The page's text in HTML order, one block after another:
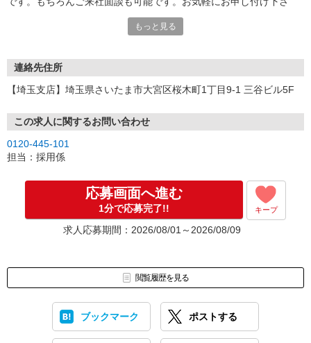
もっと見る
連絡先住所
【埼玉支店】埼玉県さいたま市大宮区桜木町1丁目9-1 三谷ビル5F
この求人に関するお問い合わせ
0120-445-101
担当：採用係
応募画面へ進む
1分で応募完了!! キープ
求人応募期間：2026/08/01～2026/08/09
閲覧履歴を見る
ブックマーク ポストする